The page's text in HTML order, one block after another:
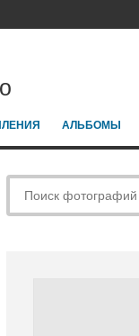
АЛЬБОМЫ